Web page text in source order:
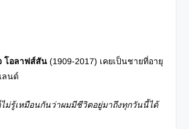
โอลาฟส์สัน (1909-2017) เคยเป็นชายที่อายุ
ลนด์
ไม่รู้เหมือนกันว่าผมมีชีวิตอยู่มาถึงทุกวันนี้ได้